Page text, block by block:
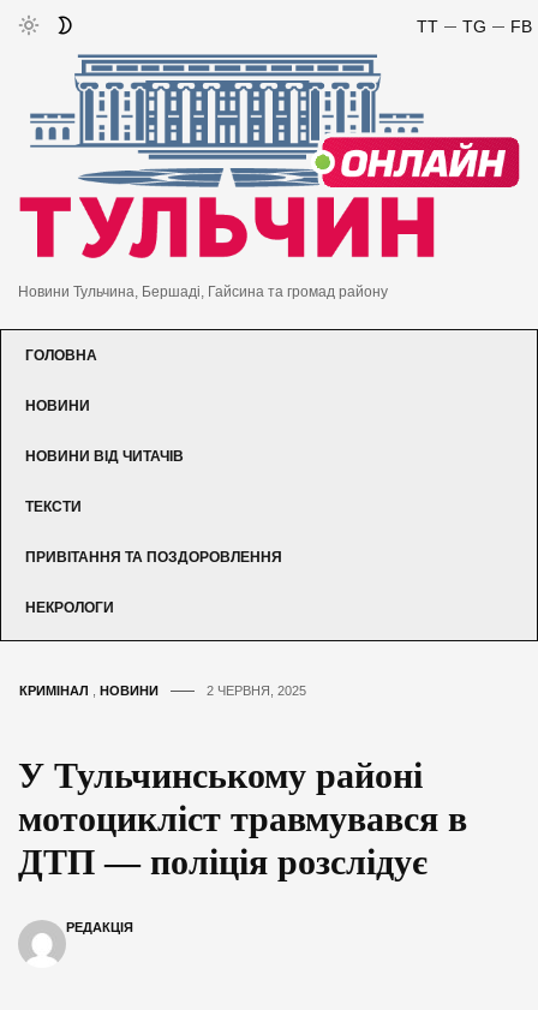
FB
TG
TT
Новини Тульчина, Бершаді, Гайсина та громад району
ГОЛОВНА
НОВИНИ
НОВИНИ ВІД ЧИТАЧІВ
ТЕКСТИ
ПРИВІТАННЯ ТА ПОЗДОРОВЛЕННЯ
НЕКРОЛОГИ
КРИМІНАЛ НОВИНИ 2 ЧЕРВНЯ, 2025
У Тульчинському районі
мотоцикліст травмувався в
ДТП — поліція розслідує
РЕДАКЦІЯ